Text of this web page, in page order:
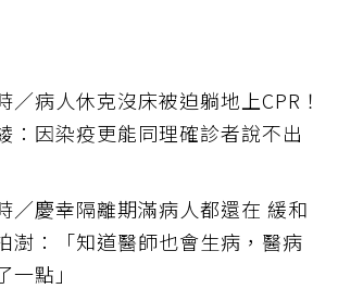
／病人休克沒床被迫躺地上CPR！
：因染疫更能同理確診者說不出
／慶幸隔離期滿病人都還在 緩和
澍：「知道醫師也會生病，醫病
點」